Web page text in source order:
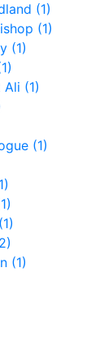
(1)
(1)
(1)
(1)
(1)
(1)